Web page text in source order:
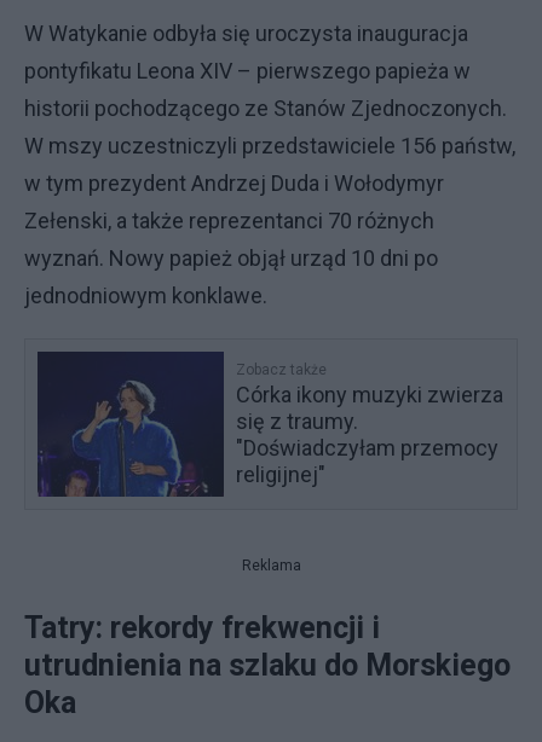
W Watykanie odbyła się uroczysta inauguracja
pontyfikatu Leona XIV – pierwszego papieża w
historii pochodzącego ze Stanów Zjednoczonych.
W mszy uczestniczyli przedstawiciele 156 państw,
w tym prezydent Andrzej Duda i Wołodymyr
Zełenski, a także reprezentanci 70 różnych
wyznań. Nowy papież objął urząd 10 dni po
jednodniowym konklawe.
Zobacz także
Córka ikony muzyki zwierza
się z traumy.
"Doświadczyłam przemocy
religijnej"
Reklama
Tatry: rekordy frekwencji i
utrudnienia na szlaku do Morskiego
Oka